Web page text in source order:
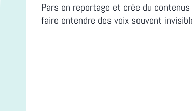
Pars en reportage et crée du
faire entendre des voix souvent